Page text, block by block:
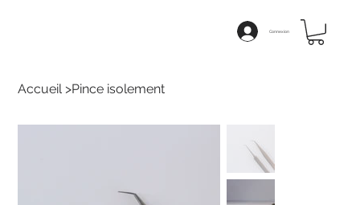
Connexion
Accueil >Pince isolement